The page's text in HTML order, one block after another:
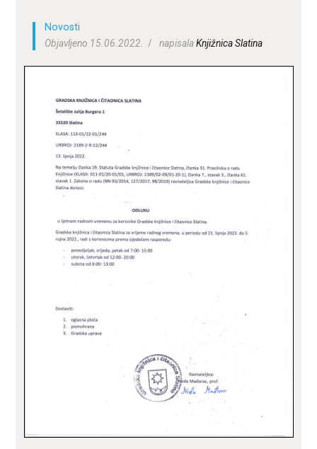
KATALOG
O KNJIŽNICI
ODJELI
DOKUMENTI
KONTAKT
Novosti
Objavljeno 15.06.2022.
napisalaKnjižnica Slatina